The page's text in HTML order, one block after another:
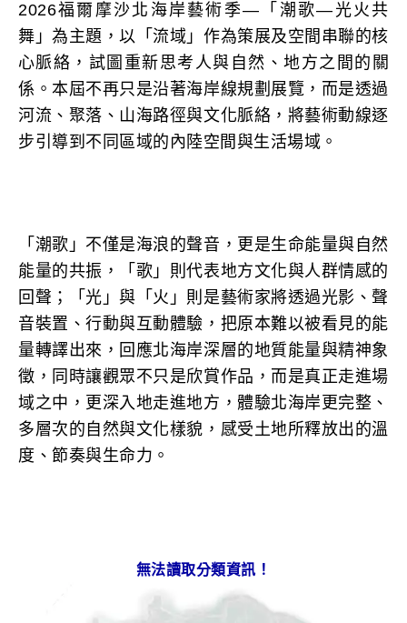
2026福爾摩沙北海岸藝術季—「潮歌—光火共
舞」為主題，以「流域」作為策展及空間串聯的核
心脈絡，試圖重新思考人與自然、地方之間的關
係。本屆不再只是沿著海岸線規劃展覽，而是透過
河流、聚落、山海路徑與文化脈絡，將藝術動線逐
步引導到不同區域的內陸空間與生活場域。
「潮歌」不僅是海浪的聲音，更是生命能量與自然
能量的共振，「歌」則代表地方文化與人群情感的
回聲；「光」與「火」則是藝術家將透過光影、聲
音裝置、行動與互動體驗，把原本難以被看見的能
量轉譯出來，回應北海岸深層的地質能量與精神象
徵，同時讓觀眾不只是欣賞作品，而是真正走進場
域之中，更深入地走進地方，體驗北海岸更完整、
多層次的自然與文化樣貌，感受土地所釋放出的溫
度、節奏與生命力。
無法讀取分類資訊！